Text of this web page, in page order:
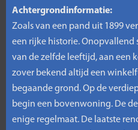
Achtergrondinformatie:
Zoals van een pand uit 1899
een rijke historie. Onopvallend
van de zelfde leeftijd, aan een
zover bekend altijd een
begaande grond. Op de
begin een bovenwoning. De
enige regelmaat. De laatste